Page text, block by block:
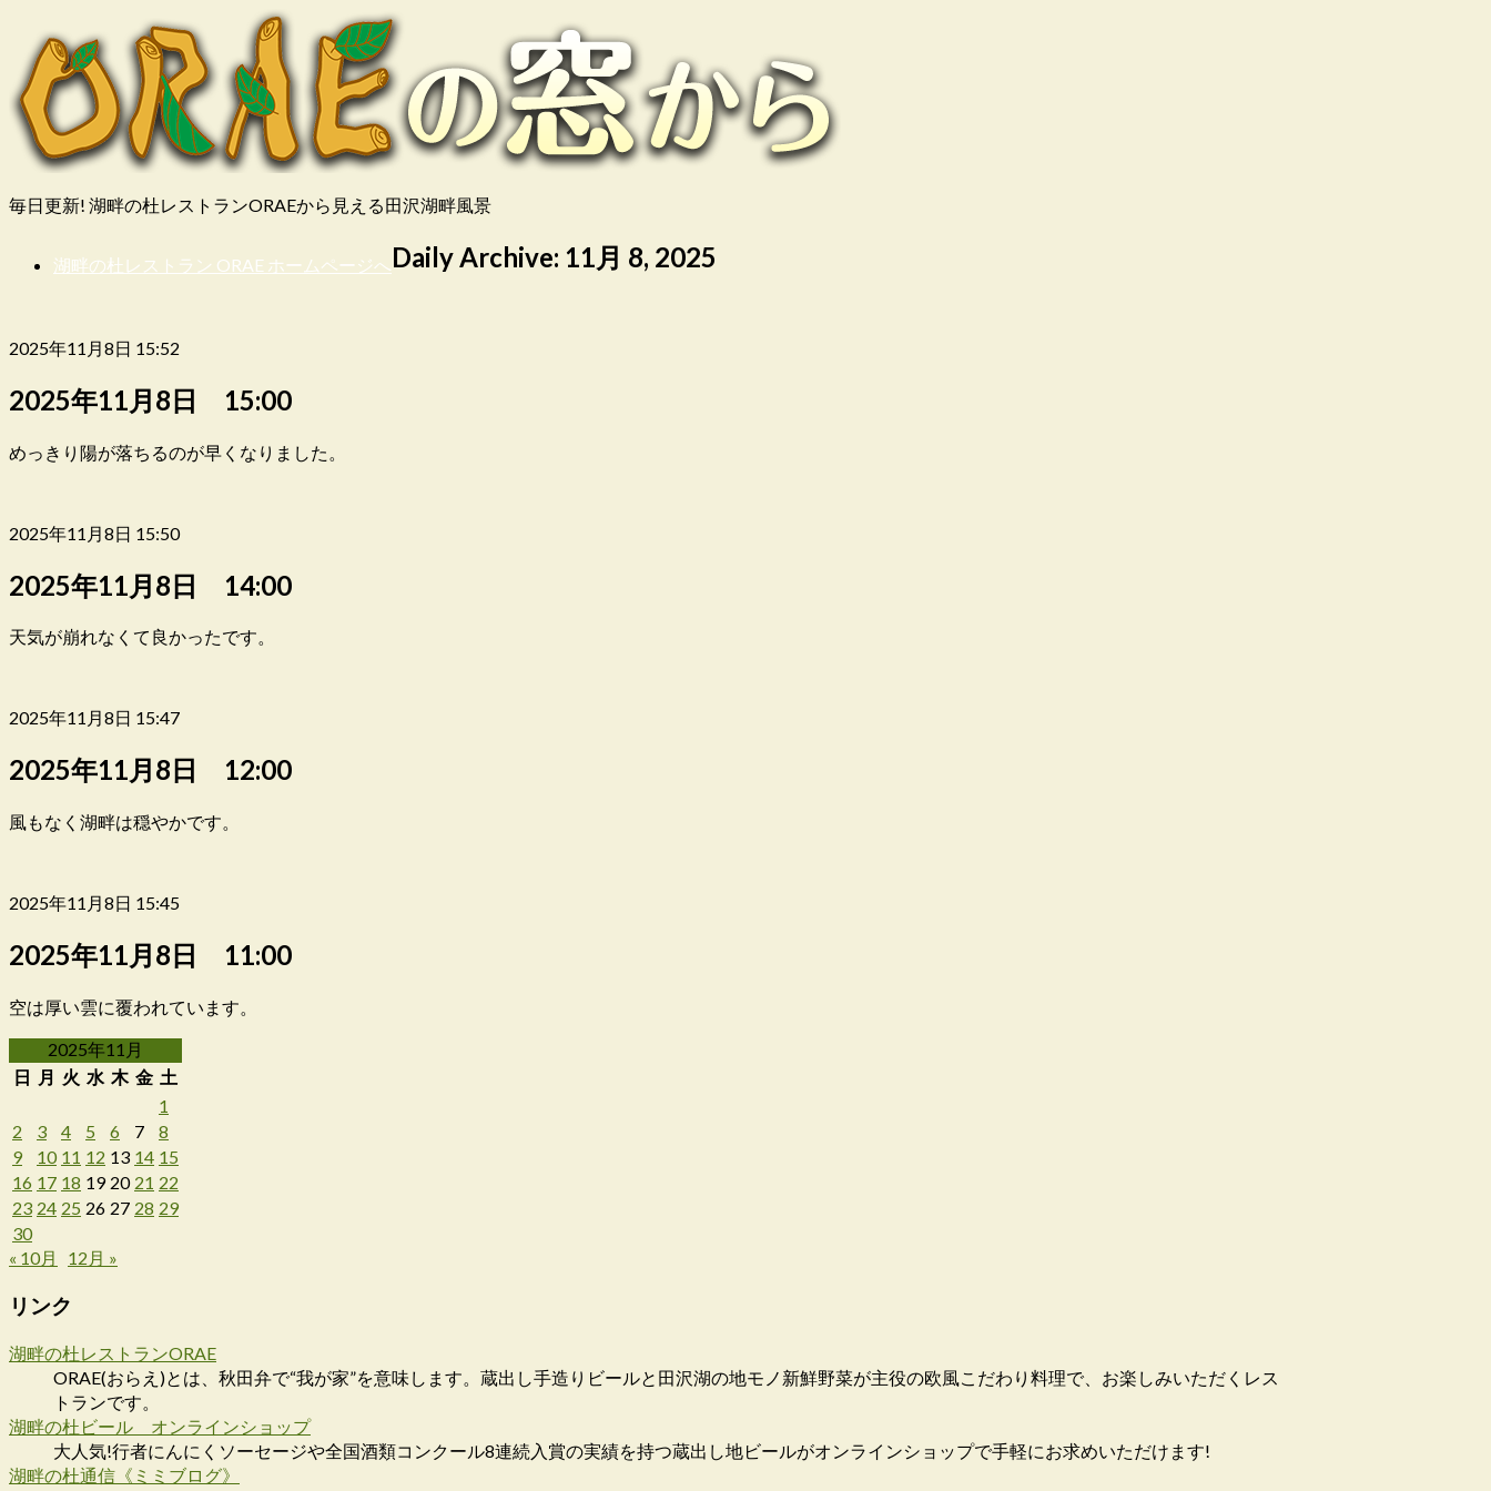
毎日更新! 湖畔の杜レストランORAEから見える田沢湖畔風景
湖畔の杜レストラン ORAE ホームページへDaily Archive: 11月 8, 2025
2025年11月8日 15:52
2025年11月8日 15:00
めっきり陽が落ちるのが早くなりました。
2025年11月8日 15:50
2025年11月8日 14:00
天気が崩れなくて良かったです。
2025年11月8日 15:47
2025年11月8日 12:00
風もなく湖畔は穏やかです。
2025年11月8日 15:45
2025年11月8日 11:00
空は厚い雲に覆われています。
2025年11月
日 月 火 水 木 金 土
1
2
3 4 5 6 7
8
9
10 11 12 13 14 15
16 17 18 19 20 21 22
23 24 25 26 27 28 29
30
« 10月
12月 »
リンク
湖畔の杜レストランORAE
ORAE(おらえ)とは、秋田弁で“我が家”を意味します。蔵出し手造りビールと田沢湖の地モノ新鮮野菜が主役の欧風こだわり料理で、お楽しみいただくレス
トランです。
湖畔の杜ビール オンラインショップ
大人気!行者にんにくソーセージや全国酒類コンクール8連続入賞の実績を持つ蔵出し地ビールがオンラインショップで手軽にお求めいただけます!
湖畔の杜通信《ミミブログ》